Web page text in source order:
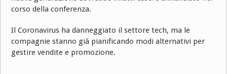
corso della conferenza.
Il Coronavirus ha danneggiato il settore tech, ma le
compagnie stanno già pianificando modi alternativi per
gestire vendite e promozione.